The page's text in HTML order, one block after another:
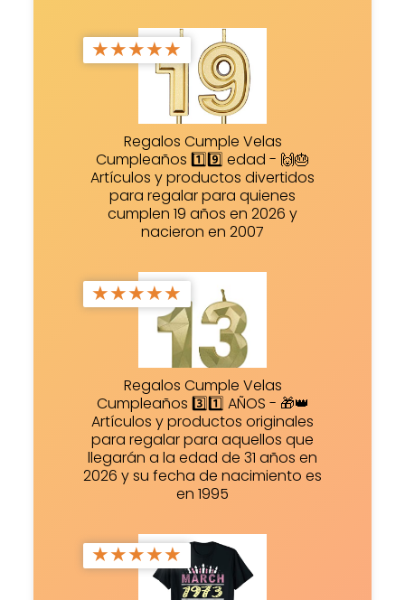
★★★★★
Regalos Cumple Velas
Cumpleaños 1️⃣9️⃣ edad - 🙌🎂
Artículos y productos divertidos
para regalar para quienes
cumplen 19 años en 2026 y
nacieron en 2007
★★★★★
Regalos Cumple Velas
Cumpleaños 3️⃣1️⃣ AÑOS - 🎁👑
Artículos y productos originales
para regalar para aquellos que
llegarán a la edad de 31 años en
2026 y su fecha de nacimiento es
en 1995
★★★★★